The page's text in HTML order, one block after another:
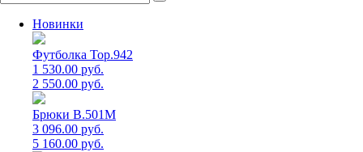
Новинки
Футболка Top.942
1 530.00 руб.
2 550.00 руб.
Брюки B.501M
3 096.00 руб.
5 160.00 руб.